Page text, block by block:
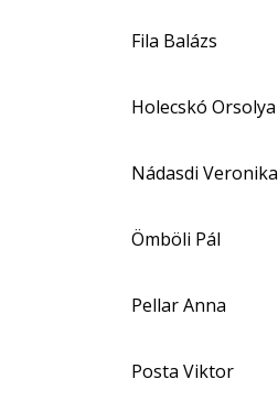
Fila Balázs
Holecskó Orsolya
Nádasdi Veronika
Ömböli Pál
Pellar Anna
Posta Viktor